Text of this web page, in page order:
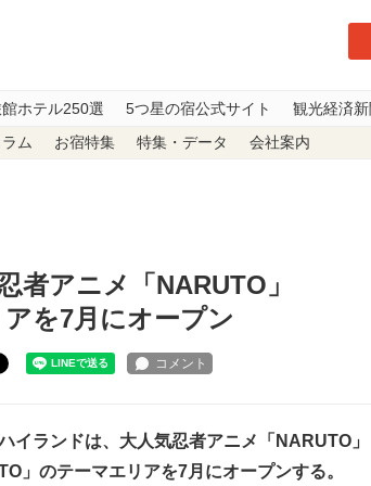
ホテル250選 5つ星の宿公式サイト 観光経済
ラム お宿特集 特集・データ 会社案内
気忍者アニメ「NARUTO」「BORUTO」のテーマエリア
者アニメ「NARUTO」
アを7月にオープン
イランドは、大人気忍者アニメ「NARUTO」
」のテーマエリアを7月にオープンする。